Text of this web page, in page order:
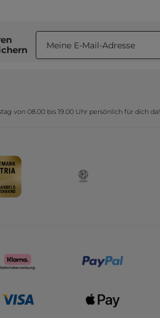
von 08.00 bis 19.00 Uhr persönlich für dich da!